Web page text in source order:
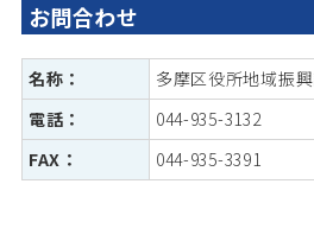
お問合わせ
名称：
多摩区役所地域振
電話：
044-935-3132
FAX：
044-935-3391